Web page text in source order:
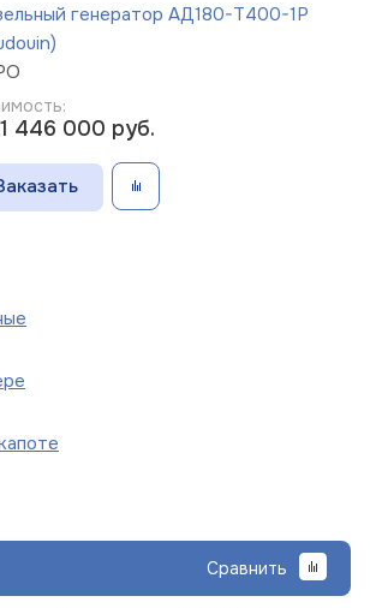
генератор АД180-Т400-1Р
446 000 руб.
Сравнить